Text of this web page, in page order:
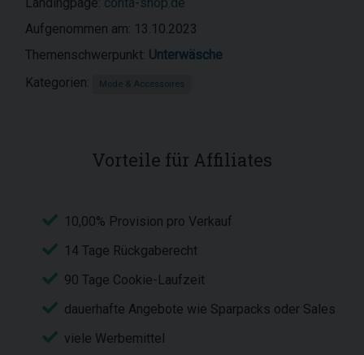
Aufgenommen am: 13.10.2023
Themenschwerpunkt: Unterwäsche
Kategorien:
Mode & Accessoires
Vorteile für Affiliates
10,00% Provision pro Verkauf
14 Tage Rückgaberecht
90 Tage Cookie-Laufzeit
dauerhafte Angebote wie Sparpacks oder Sales
viele Werbemittel